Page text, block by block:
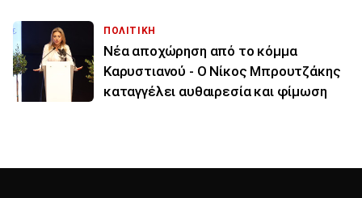
ΠΟΛΙΤΙΚΗ
Νέα αποχώρηση από το κόμμα
Καρυστιανού - Ο Νίκος Μπρουτζάκης
καταγγέλει αυθαιρεσία και φίμωση